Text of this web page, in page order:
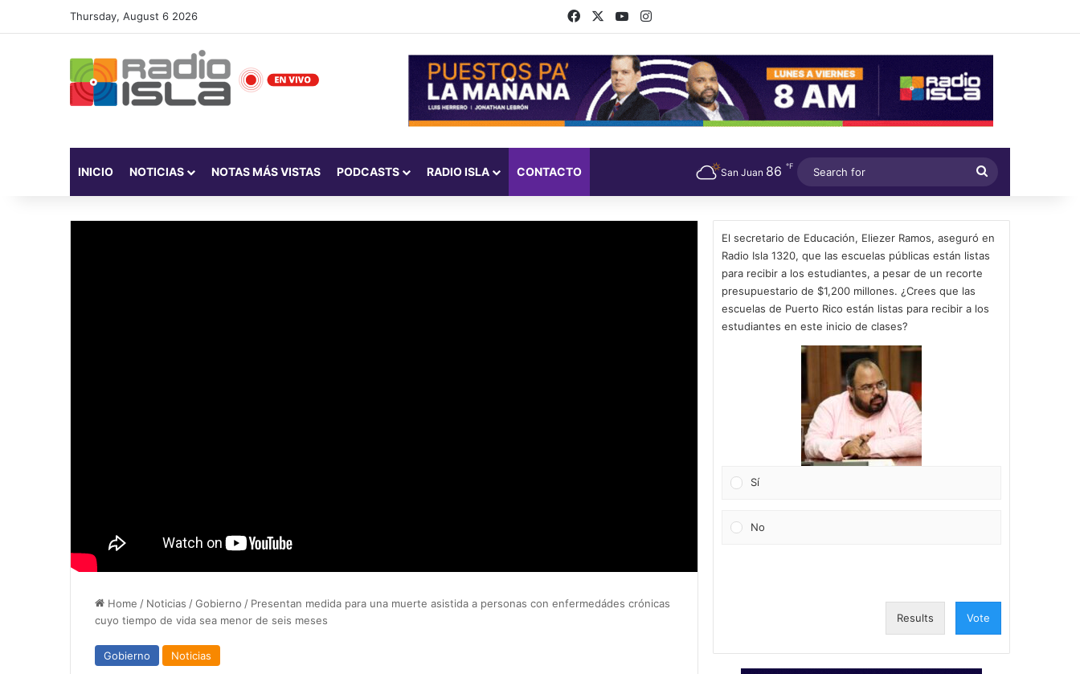
Thursday, August 6 2026 FacebookYouTubeInstagram
INICIO NOTICIAS NOTAS MÁS VISTAS PODCASTS RADIO ISLA CONTACTO San Juan 86 ℉
for
Home / Noticias /Gobierno / Presentan medida para una muerte asistida a personas con enfermedádes crónicas
cuyo tiempo de vida sea menor de seis meses
Gobierno Noticias
El secretario de Educación, Eliezer Ramos, aseguró en
Radio Isla 1320, que las escuelas públicas están listas
para recibir a los estudiantes, a pesar de un recorte
presupuestario de $1,200 millones. ¿Crees que las
escuelas de Puerto Rico están listas para recibir a los
estudiantes en este inicio de clases?
Sí
No
Results Vote